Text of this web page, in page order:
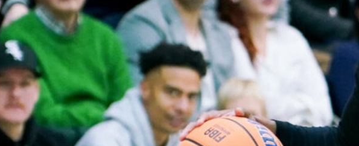
Suomen 15-vuotiaiden tyttöjen
maajoukkue jatkoi
voittokulkuaan Lohjalla
pelattavassa Nordic Open -
turnauksessa kaatamalla
Islannin vakuuttavasti 70–47.
Sudenpennut kohtaa huomenna
turnauksen päätösottelussa
Latvian klo 15.